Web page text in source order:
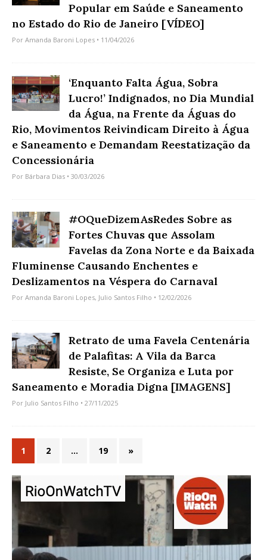
Popular em Saúde e Saneamento
no Estado do Rio de Janeiro [VÍDEO]
Por Amanda Baroni Lopes • 11/04/2026
‘Enquanto Falta Água, Sobra
Lucro!’ Indignados, no Dia Mundial
da Água, na Frente da Águas do
Rio, Movimentos Reivindicam Direito à Água
e Saneamento e Demandam Reestatização da
Concessionária
Por Bárbara Dias • 30/03/2026
#OQueDizemAsRedes Sobre as
Fortes Chuvas que Assolam
Favelas da Zona Norte e da Baixada
Fluminense Causando Enchentes e
Deslizamentos na Véspera do Carnaval
Por Amanda Baroni Lopes, Julio Santos Filho • 12/02/2026
Retrato de uma Favela Centenária
de Palafitas: A Vila da Barca
Resiste, Se Organiza e Luta por
Saneamento e Moradia Digna [IMAGENS]
Por Julio Santos Filho • 27/11/2025
1 2 … 19 »